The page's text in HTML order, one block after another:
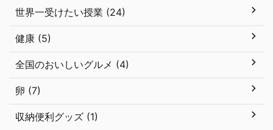
世界一受けたい授業 (24)
健康 (5)
全国のおいしいグルメ (4)
卵 (7)
収納便利グッズ (1)